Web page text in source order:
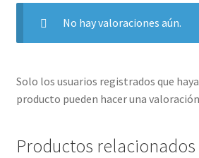
No hay valoraciones aún.
Solo los usuarios registrados que
producto pueden hacer una
Productos relacionados